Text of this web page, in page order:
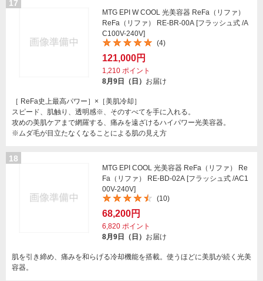
17
MTG EPI W COOL 光美容器 ReFa（リファ）
ReFa（リファ） RE-BR-00A [フラッシュ式 /A
C100V-240V]
(4)
121,000円
1,210 ポイント
8月9日（日） お届け
［ ReFa史上最高パワー］×［美肌冷却］
スピード、肌触り、透明感※、そのすべてを手に入れる。
攻めの美肌ケアまで網羅する、痛みを遠ざけるハイパワー光美容器。
※ムダ毛が目立たなくなることによる肌の見え方
18
MTG EPI COOL 光美容器 ReFa（リファ） Re
Fa（リファ） RE-BD-02A [フラッシュ式 /AC1
00V-240V]
(10)
68,200円
6,820 ポイント
8月9日（日） お届け
肌を引き締め、痛みを和らげる冷却機能を搭載。使うほどに美肌が続く光美
容器。